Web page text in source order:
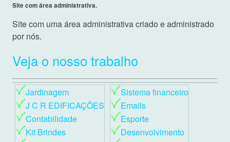
Site com área administrativa.
Site com uma área administrativa criado e administrado
por nós.
Veja o nosso trabalho
Jardinagem
J C R EDIFICAÇÕES
Contabilidade
Kit Brindes
Sistema financeiro
Emails
Esporte
Desenvolvimento